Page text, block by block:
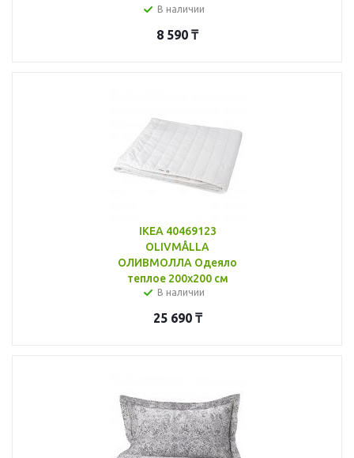
В наличии
8 590 ₸
IKEA 40469123
OLIVMÅLLA
ОЛИВМОЛЛА Одеяло
теплое 200x200 см
В наличии
25 690₸